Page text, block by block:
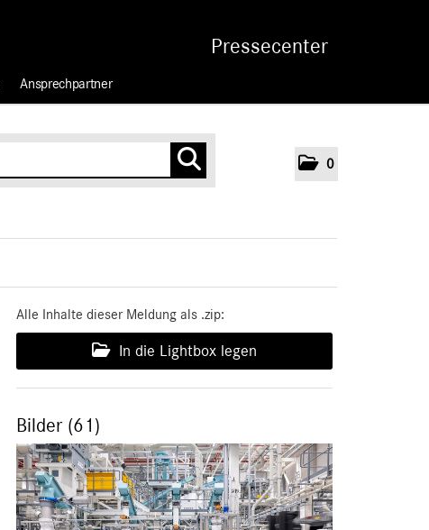
Pressecenter
0
Ansprechpartner
Alle Inhalte dieser Meldung als .zip:
In die Lightbox legen
Bilder (61)